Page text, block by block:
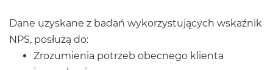
Dane uzyskane z badań wykorzystujących wskaźnik
NPS, posłużą do:
Zrozumienia potrzeb obecnego klienta